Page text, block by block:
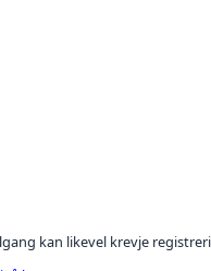
kan likevel krevje